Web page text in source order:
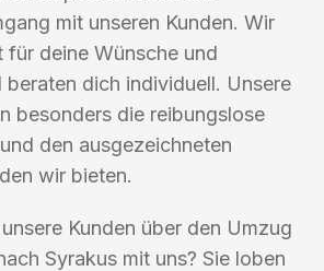
mit unseren Kunden. Wir
für deine Wünsche und
beraten dich individuell. Unsere
besonders die reibungslose
den ausgezeichneten
wir bieten.
Kunden über den Umzug
Syrakus mit uns? Sie loben